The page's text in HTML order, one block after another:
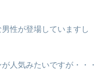
性が登場していますし
人気みたいですが・・・